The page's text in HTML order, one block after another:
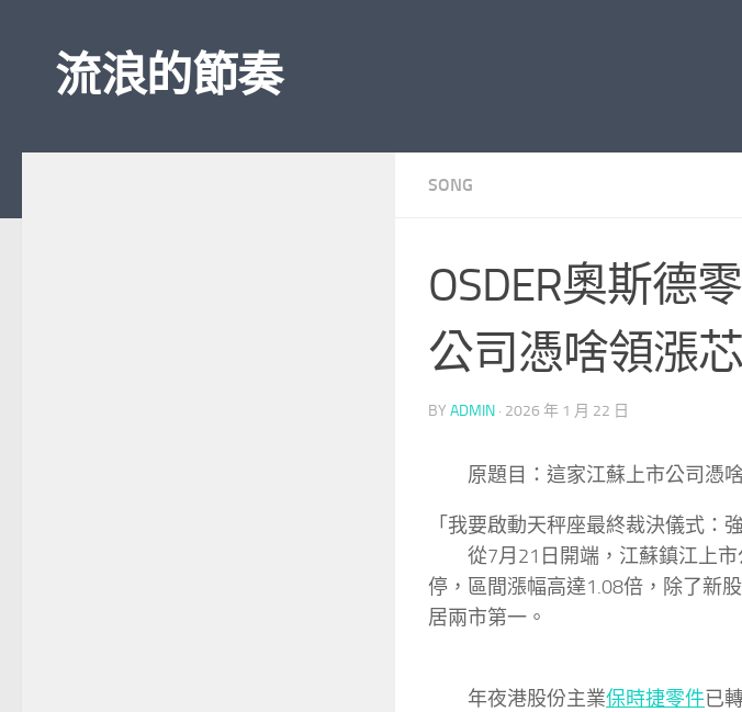
流浪的節奏
SONG
OSDER奧斯德
公司憑啥領漲
BY ADMIN · 2026 年 1 月 22 日
原題目：這家江蘇上市公司憑
「我要啟動天秤座最終裁決儀式：
從7月21日開端，江蘇鎮江上
停，區間漲幅高達1.08倍，除了新
居兩市第一。
年夜港股份主業保時捷零件已